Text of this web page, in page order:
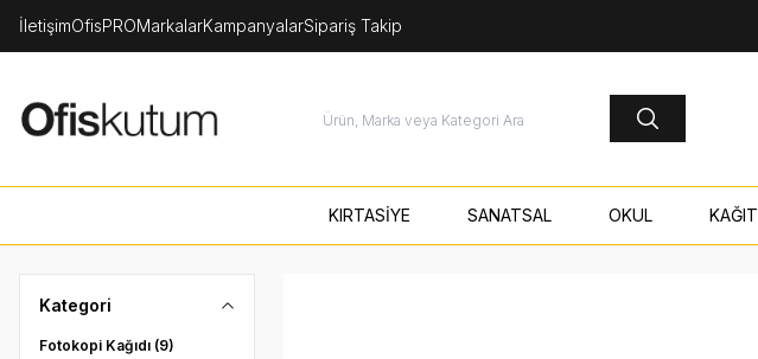
İletişimOfisPROMarkalarKampanyalarSipariş Takip
KIRTASİYE SANATSAL OKUL KAĞIT
Kategori
Fotokopi Kağıdı (9)